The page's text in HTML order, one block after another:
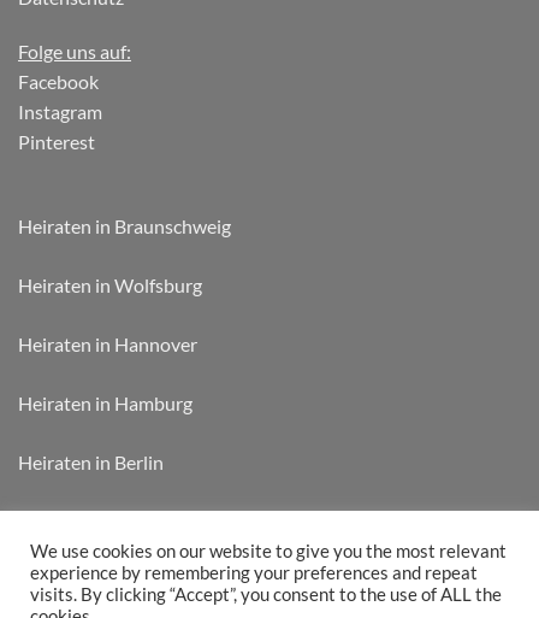
Folge uns auf:
Facebook
Instagram
Pinterest
Heiraten in Braunschweig
Heiraten in Wolfsburg
Heiraten in Hannover
Heiraten in Hamburg
Heiraten in Berlin
We use cookies on our website to give you the most relevant
experience by remembering your preferences and repeat
visits. By clicking “Accept”, you consent to the use of ALL the